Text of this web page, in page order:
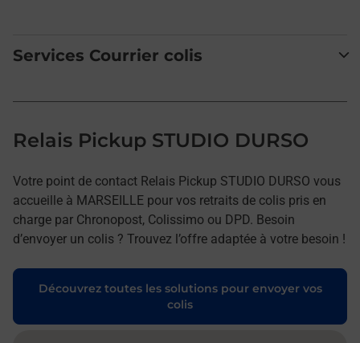
Services Courrier colis
Relais Pickup STUDIO DURSO
Votre point de contact Relais Pickup STUDIO DURSO vous
accueille à MARSEILLE pour vos retraits de colis pris en
charge par Chronopost, Colissimo ou DPD. Besoin
d’envoyer un colis ? Trouvez l’offre adaptée à votre besoin !
Découvrez toutes les solutions pour envoyer vos
colis